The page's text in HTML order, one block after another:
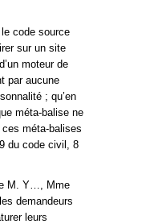
code source
sur un site
moteur de
par aucune
; qu’en
méta-balise ne
méta-balises
du code civil, 8
M. Y…, Mme
demandeurs
leurs